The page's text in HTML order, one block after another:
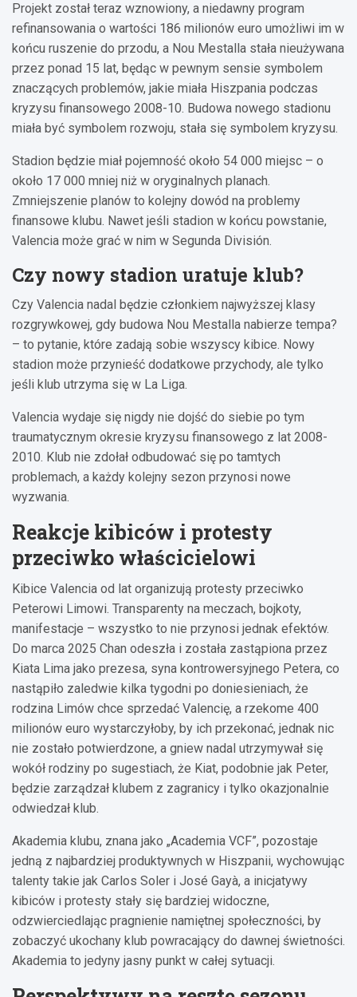
Projekt został teraz wznowiony, a niedawny program
refinansowania o wartości 186 milionów euro umożliwi im w
końcu ruszenie do przodu, a Nou Mestalla stała nieużywana
przez ponad 15 lat, będąc w pewnym sensie symbolem
znaczących problemów, jakie miała Hiszpania podczas
kryzysu finansowego 2008-10. Budowa nowego stadionu
miała być symbolem rozwoju, stała się symbolem kryzysu.
Stadion będzie miał pojemność około 54 000 miejsc – o
około 17 000 mniej niż w oryginalnych planach.
Zmniejszenie planów to kolejny dowód na problemy
finansowe klubu. Nawet jeśli stadion w końcu powstanie,
Valencia może grać w nim w Segunda División.
Czy nowy stadion uratuje klub?
Czy Valencia nadal będzie członkiem najwyższej klasy
rozgrywkowej, gdy budowa Nou Mestalla nabierze tempa?
– to pytanie, które zadają sobie wszyscy kibice. Nowy
stadion może przynieść dodatkowe przychody, ale tylko
jeśli klub utrzyma się w La Liga.
Valencia wydaje się nigdy nie dojść do siebie po tym
traumatycznym okresie kryzysu finansowego z lat 2008-
2010. Klub nie zdołał odbudować się po tamtych
problemach, a każdy kolejny sezon przynosi nowe
wyzwania.
Reakcje kibiców i protesty
przeciwko właścicielowi
Kibice Valencia od lat organizują protesty przeciwko
Peterowi Limowi. Transparenty na meczach, bojkoty,
manifestacje – wszystko to nie przynosi jednak efektów.
Do marca 2025 Chan odeszła i została zastąpiona przez
Kiata Lima jako prezesa, syna kontrowersyjnego Petera, co
nastąpiło zaledwie kilka tygodni po doniesieniach, że
rodzina Limów chce sprzedać Valencię, a rzekome 400
milionów euro wystarczyłoby, by ich przekonać, jednak nic
nie zostało potwierdzone, a gniew nadal utrzymywał się
wokół rodziny po sugestiach, że Kiat, podobnie jak Peter,
będzie zarządzał klubem z zagranicy i tylko okazjonalnie
odwiedzał klub.
Akademia klubu, znana jako „Academia VCF”, pozostaje
jedną z najbardziej produktywnych w Hiszpanii, wychowując
talenty takie jak Carlos Soler i José Gayà, a inicjatywy
kibiców i protesty stały się bardziej widoczne,
odzwierciedlając pragnienie namiętnej społeczności, by
zobaczyć ukochany klub powracający do dawnej świetności.
Akademia to jedyny jasny punkt w całej sytuacji.